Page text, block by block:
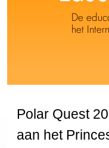
Polar Quest
aan het